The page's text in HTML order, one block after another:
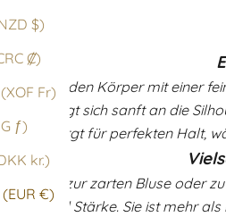
Cookinseln (NZD $)
Costa Rica (CRC ₡)
Côte d’Ivoire (XOF Fr)
Curaçao (ANG ƒ)
Dänemark (DKK kr.)
Deutschland (EUR €)
den Körper mit einer
schmiegt sich sanft an die
Bund sorgt für perfekten Halt,
Blazer, zur zarten Bluse oder
Stil und Stärke. Sie ist mehr